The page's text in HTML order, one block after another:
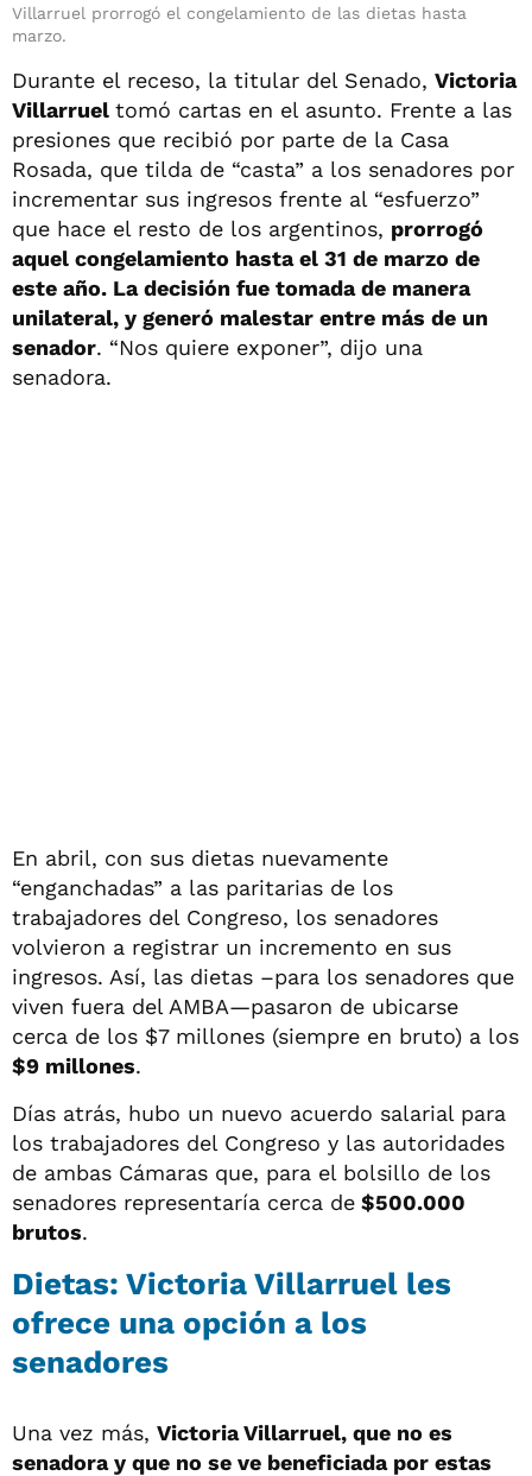
Villarruel prorrogó el congelamiento de las dietas hasta
marzo.
Durante el receso, la titular del Senado, Victoria
Villarruel tomó cartas en el asunto. Frente a las
presiones que recibió por parte de la Casa
Rosada, que tilda de “casta” a los senadores por
incrementar sus ingresos frente al “esfuerzo”
que hace el resto de los argentinos, prorrogó
aquel congelamiento hasta el 31 de marzo de
este año. La decisión fue tomada de manera
unilateral, y generó malestar entre más de un
senador. “Nos quiere exponer”, dijo una
senadora.
En abril, con sus dietas nuevamente
“enganchadas” a las paritarias de los
trabajadores del Congreso, los senadores
volvieron a registrar un incremento en sus
ingresos. Así, las dietas –para los senadores que
viven fuera del AMBA—pasaron de ubicarse
cerca de los $7 millones (siempre en bruto) a los
$9 millones.
Días atrás, hubo un nuevo acuerdo salarial para
los trabajadores del Congreso y las autoridades
de ambas Cámaras que, para el bolsillo de los
senadores representaría cerca de $500.000
brutos.
Dietas: Victoria Villarruel les
ofrece una opción a los
senadores
Una vez más, Victoria Villarruel, que no es
senadora y que no se ve beneficiada por estas